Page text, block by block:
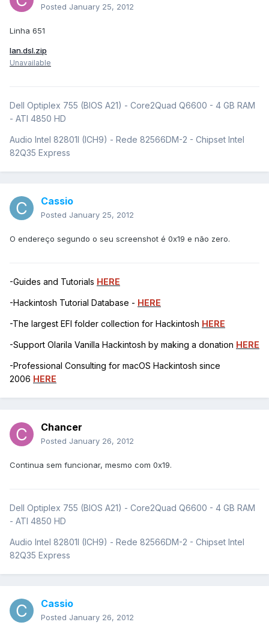
Posted January 25, 2012
Linha 651
lan.dsl.zip
Unavailable
Dell Optiplex 755 (BIOS A21) - Core2Quad Q6600 - 4 GB RAM
- ATI 4850 HD
Audio Intel 82801I (ICH9) - Rede 82566DM-2 - Chipset Intel
82Q35 Express
Cassio
Posted January 25, 2012
O endereço segundo o seu screenshot é 0x19 e não zero.
-Guides and Tutorials HERE
-Hackintosh Tutorial Database - HERE
-The largest EFI folder collection for Hackintosh HERE
-Support Olarila Vanilla Hackintosh by making a donation HERE
-Professional Consulting for macOS Hackintosh since
2006 HERE
Chancer
Posted January 26, 2012
Continua sem funcionar, mesmo com 0x19.
Dell Optiplex 755 (BIOS A21) - Core2Quad Q6600 - 4 GB RAM
- ATI 4850 HD
Audio Intel 82801I (ICH9) - Rede 82566DM-2 - Chipset Intel
82Q35 Express
Cassio
Posted January 26, 2012